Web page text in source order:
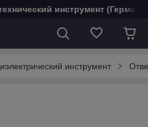
инструмент
инструмент